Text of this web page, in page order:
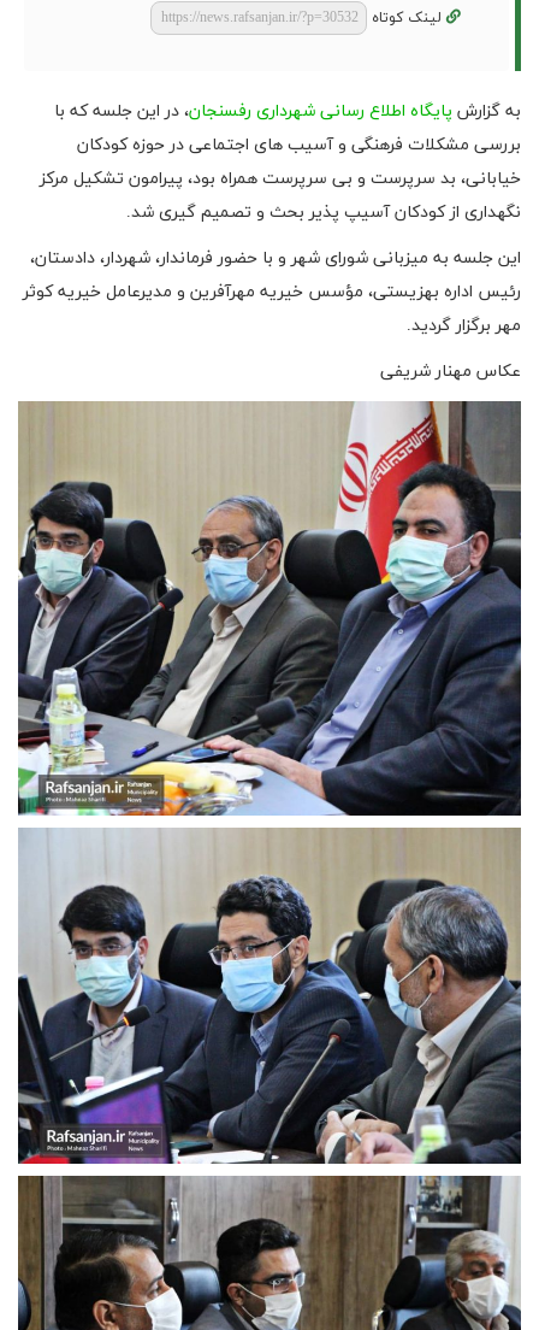
لینک کوتاه
به گزارش پایگاه اطلاع رسانی شهرداری رفسنجان، در این جلسه که با
بررسی مشکلات فرهنگی و آسیب های اجتماعی در حوزه کودکان
خیابانی، بد سرپرست و بی سرپرست همراه بود، پیرامون تشکیل مرکز
نگهداری از کودکان آسیپ پذیر بحث و تصمیم گیری شد.
این جلسه به میزبانی شورای شهر و با حضور فرماندار، شهردار، دادستان،
رئیس اداره بهزیستی، مؤسس خیریه مهرآفرین و مدیرعامل خیریه کوثر
مهر برگزار گردید.
عکاس مهنار شریفی